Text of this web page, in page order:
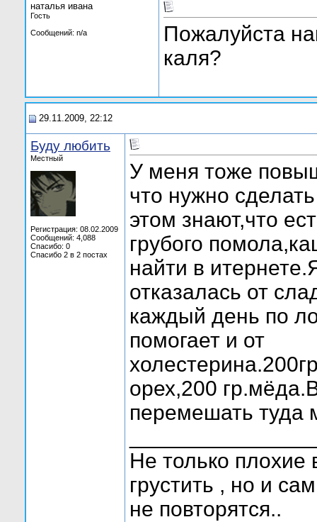
наталья ивана
Гость
Сообщений: n/a
Пожалуйста
каля?
29.11.2009, 22:12
Буду любить
Местный
Регистрация: 08.02.2009
Сообщений: 4,088
Спасибо: 0
Спасибо 2 в 2 постах
У меня тоже
что нужно
этом знают,что
грубого
найти в
отказалась от
каждый день по
помогает и от
орех,200
перемешать туда
Не только плохие
грустить , но и
не повторятся..